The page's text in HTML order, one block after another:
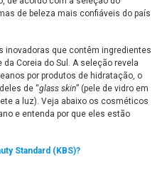
de beleza mais confiáveis do país
que contêm ingredientes
Coreia do Sul. A seleção revela
por produtos de hidratação, o
de “glass skin” (pele de vidro em
a luz). Veja abaixo os cosméticos
e entenda por que eles estão
Standard (KBS)?